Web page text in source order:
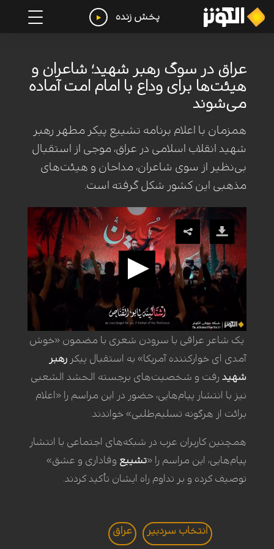
پخش زنده
عراق در سوگ رهبر شهید؛ شاعران و
هیئت‌ها برای وداع با امام امت آماده
می‌شوند
همزمان با اعلام برنامه تشییع پیکر مطهر رهبر
شهید انقلاب اسلامی در عراق، موجی از استقبال
بی‌نظیر از سوی شاعران، مداحان و هیئت‌های
مذهبی این کشور شکل گرفته است.
یک شاعر عراقی با سرودن شعری با مضمون «خوش
آمدی ای خوارکننده آمریکا» به استقبال پیکر رهبر
شهیدرفت و شخصیت‌های برجسته الحشد الشعبی
نیز با انتشار پیام‌هایی، حضور در این مراسم را «اعلام
برائت از هرگونه تسلیم‌طلبی» خواندند.
همچنین کاربران عرب در شبکه‌های اجتماعی با انتشار
پیام‌هایی، این مراسم را «تشییع وفاداری و عشق»
توصیف کرده و بر تداوم راه ایشان تأکید کردند.
انتخاب سردبير عراق